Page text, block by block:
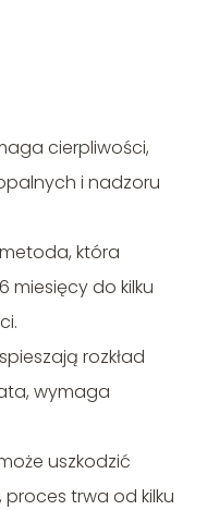
cierpliwości,
i nadzoru
która
miesięcy do kilku
rozkład
wymaga
uszkodzić
proces trwa od kilku